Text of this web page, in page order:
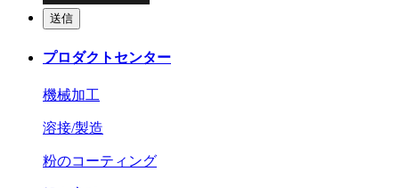
プロダクトセンター
機械加工
溶接/製造
粉のコーティング